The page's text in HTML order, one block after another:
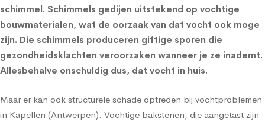
schimmel. Schimmels gedijen uitstekend op vochtige
bouwmaterialen, wat de oorzaak van dat vocht ook moge
zijn. Die schimmels produceren giftige sporen die
gezondheidsklachten veroorzaken wanneer je ze inademt.
Allesbehalve onschuldig dus, dat vocht in huis.
Maar er kan ook structurele schade optreden bij vochtproblemen
in Kapellen (Antwerpen). Vochtige bakstenen, die aangetast zijn